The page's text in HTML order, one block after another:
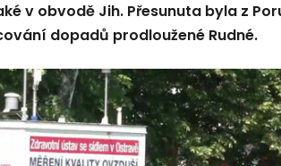
v obvodě Jih. Přesunuta byla z
dopadů prodloužené Rudné.